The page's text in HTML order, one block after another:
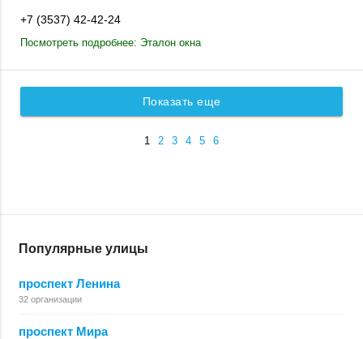
+7 (3537) 42-42-24
Посмотреть подробнее: Эталон окна
Показать еще
1 2 3 4 5 6
Популярные улицы
проспект Ленина
32 организации
проспект Мира